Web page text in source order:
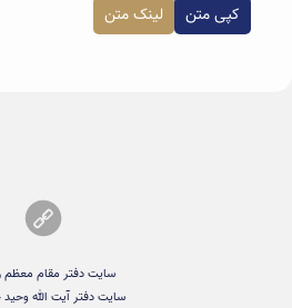
کپی متن لینک متن
سایت دفتر مقام معظم
سایت دفتر آیت الله وحید